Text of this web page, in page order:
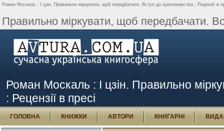
Роман Москаль : І цзін. Правильно міркувати, щоб передбачати. Вступ до іцзінознавства : Рецензії в
Правильно міркувати, щоб передбачати.
Роман Москаль : І цзін. Правильно
: Рецензії в пресі
ГОЛОВНА КНИЖКИ АВТОРИ КНИГАРНІ